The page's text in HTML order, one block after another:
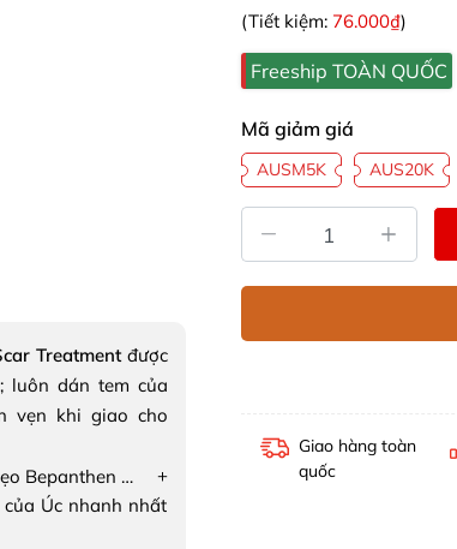
Treatmentđược
luôn dán tem của
vẹn khi giao cho
Kem điều trị sẹo Bepanthen Scar Treatment
+
Úc nhanh nhất
(Tiết kiệm: 76.000₫)
Freeship TOÀN QUỐC
Mã giảm giá
AUSM5K AUS20K
Giao hàng toàn
quốc